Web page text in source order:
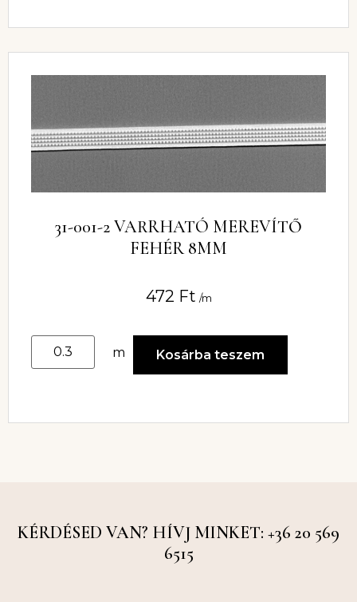
31-001-2 VARRHATÓ MEREVÍTŐ
FEHÉR 8MM
472 Ft /m
m Kosárba teszem
KÉRDÉSED VAN? HÍVJ MINKET: +36 20 569
6515